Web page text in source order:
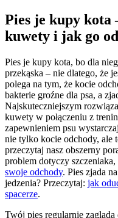
Pies je kupy kota
kuwety i jak go
Pies je kupy kota, bo dla
przekąska – nie dlatego, że
polega na tym, że kocie
bakterie groźne dla psa, a
Najskuteczniejszym
kuwety w połączeniu z
zapewnieniem psu
nie tylko kocie odchody, ale
przeczytaj nasz obszerny
problem dotyczy
swoje odchody. Pies zjada
jedzenia? Przeczytaj: jak
spacerze.
Twój pies regularnie